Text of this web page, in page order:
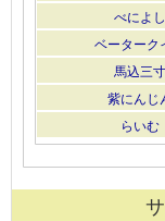
べによし
ベーター
馬込三寸
紫にんじ
らいむ